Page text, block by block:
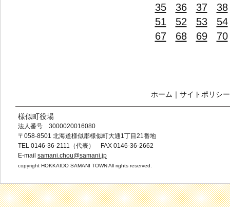
35
36 37
38
51
52 53
54
67
68 69 70
ホーム ｜ サイトポリシー
様似町役場
法人番号 3000020016080
〒058-8501 北海道様似郡様似町大通1丁目21番地
TEL 0146-36-2111（代表） FAX 0146-36-2662
E-mail samani.chou@samani.jp
copyright HOKKAIDO SAMANI TOWN All rights reserved.